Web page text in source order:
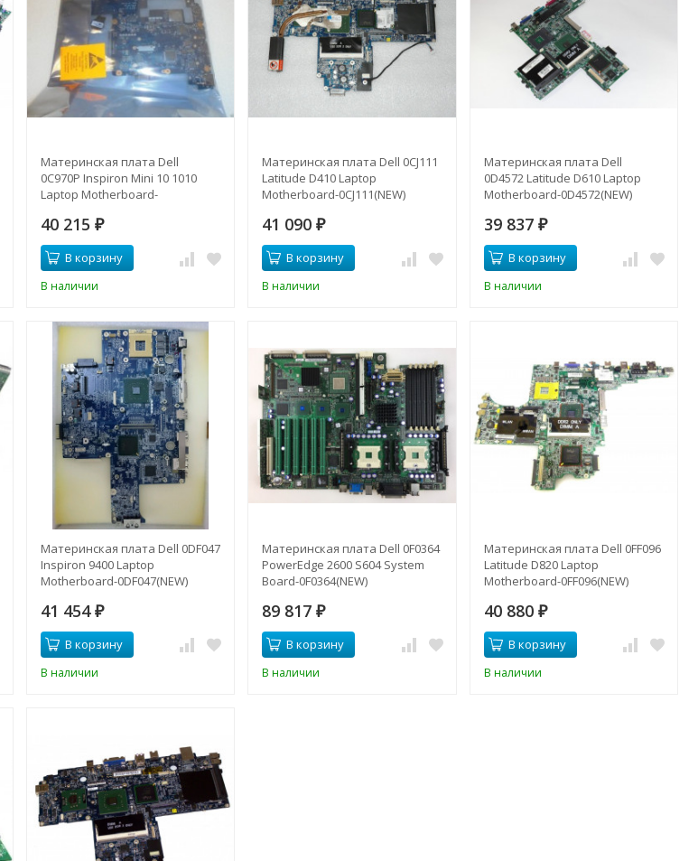
Материнская плата Dell
0C970P Inspiron Mini 10 1010
Laptop Motherboard-
40 215 ₽
В корзину
В наличии
Материнская плата Dell 0CJ111
Latitude D410 Laptop
Motherboard-0CJ111(NEW)
41 090₽
В корзину
В наличии
Материнская плата Dell
0D4572 Latitude D610 Laptop
Motherboard-0D4572(NEW)
39 837 ₽
В корзину
В наличии
Материнская плата Dell 0DF047
Inspiron 9400 Laptop
Motherboard-0DF047(NEW)
41 454 ₽
В корзину
В наличии
Материнская плата Dell 0F0364
PowerEdge 2600 S604 System
Board-0F0364(NEW)
89 817₽
В корзину
В наличии
Материнская плата Dell 0FF096
Latitude D820 Laptop
Motherboard-0FF096(NEW)
40 880 ₽
В корзину
В наличии